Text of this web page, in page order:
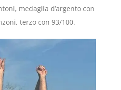
medaglia d’argento con
terzo con 93/100.